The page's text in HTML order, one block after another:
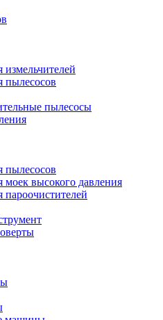
измельчителей
пылесосов
пылесосы
пылесосов
моек высокого давления
пароочистителей